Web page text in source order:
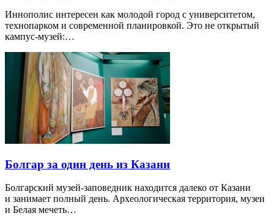
Иннополис интересен как молодой город с университетом,
технопарком и современной планировкой. Это не открытый
кампус-музей:…
Болгар за один день из Казани
Болгарский музей-заповедник находится далеко от Казани
и занимает полный день. Археологическая территория, музеи
и Белая мечеть…